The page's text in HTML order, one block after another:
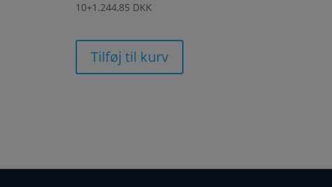
10+1.244,85 DKK
Tilføj til kurv